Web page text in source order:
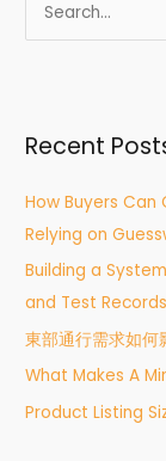
e
c
f
o
r
:
Recent
How Buyers
Relying on
Building a
and Test Records
東部通行需求如何
What Makes A
Product Listing